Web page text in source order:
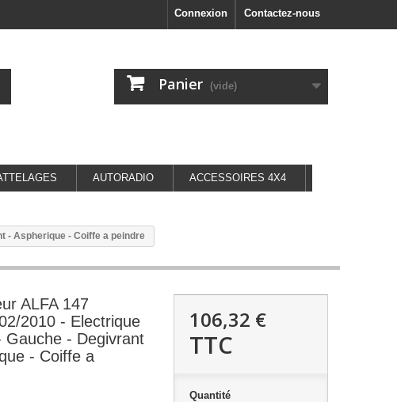
Contactez-nous
Connexion
Panier (vide)
AUTORADIO ACCESSOIRES 4X4
- Aspherique - Coiffe a peindre
ALFA 147
2010 - Electrique
Gauche - Degivrant
- Coiffe a
106,32 €
TTC
Quantité